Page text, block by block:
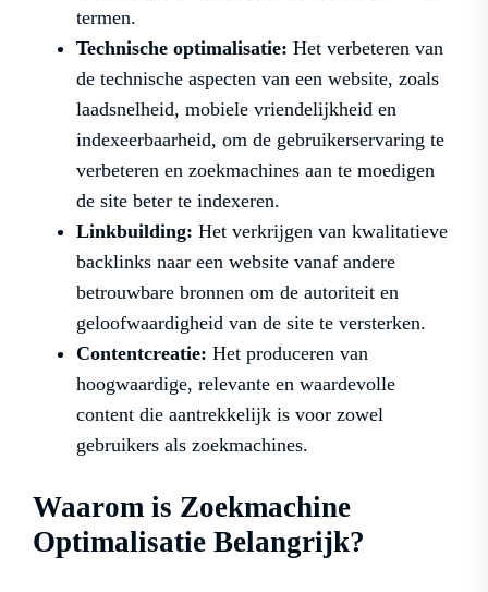
termen.
Technische optimalisatie: Het verbeteren van
de technische aspecten van een website, zoals
laadsnelheid, mobiele vriendelijkheid en
indexeerbaarheid, om de gebruikerservaring te
verbeteren en zoekmachines aan te moedigen
de site beter te indexeren.
Linkbuilding: Het verkrijgen van kwalitatieve
backlinks naar een website vanaf andere
betrouwbare bronnen om de autoriteit en
geloofwaardigheid van de site te versterken.
Contentcreatie: Het produceren van
hoogwaardige, relevante en waardevolle
content die aantrekkelijk is voor zowel
gebruikers als zoekmachines.
Waarom is Zoekmachine
Optimalisatie Belangrijk?